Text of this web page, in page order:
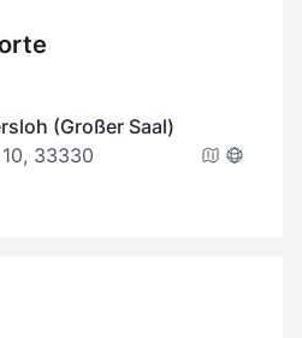
(Großer Saal)
33330